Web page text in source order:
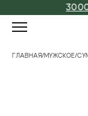
3000
ГЛАВНАЯ/МУЖСКОЕ/